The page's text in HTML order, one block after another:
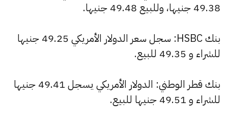
49.38 جنيها، وللبيع 49.48 جنيها.
بنك HSBC: سجل سعر الدولار الأمريكي 49.25 جنيها
للشراء و 49.35 للبيع.
بنك قطر الوطني: الدولار الأمريكي يسجل 49.41 جنيها
للشراء و 49.51 جنيها للبيع.